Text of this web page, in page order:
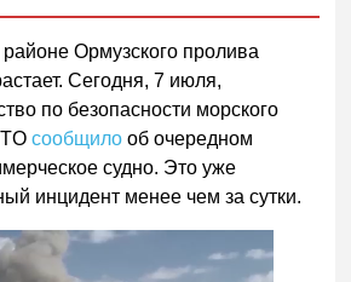
Ормузского пролива
Сегодня, 7 июля,
по безопасности морского
сообщило об очередном
судно. Это уже
инцидент менее чем за сутки.